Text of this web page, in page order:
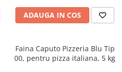
ADAUGA IN COS
Faina Caputo Pizzeria Blu Tip
00, pentru pizza italiana, 5 kg